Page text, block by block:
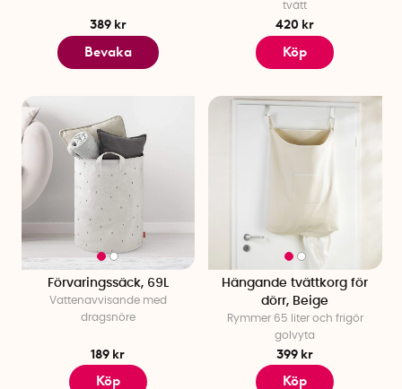
Vad minskar lukt i tvättkorgen?
Ventilerad design och avtagbar, tvättbar innerpåse hjälper
389 kr
Bevaka
tvätt
420 kr
Köp
Förvaringssäck, 69L
Vattenavvisande med
dragsnöre
189 kr
Köp
Hängande tvättkorg för
dörr, Beige
Rymmer 65 liter och frigör
golvyta
399 kr
Köp